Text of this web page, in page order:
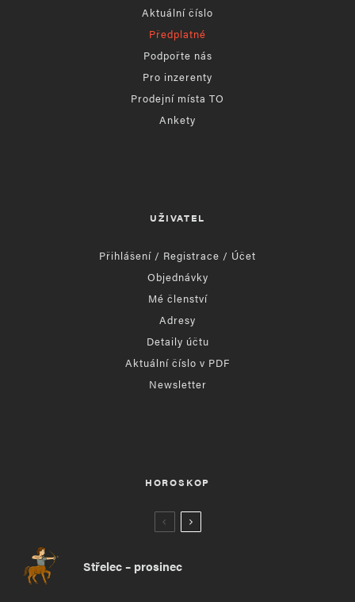
Aktuální číslo
Předplatné
Podpořte nás
Pro inzerenty
Prodejní místa TO
Ankety
UŽIVATEL
Přihlášení / Registrace / Účet
Objednávky
Mé členství
Adresy
Detaily účtu
Aktuální číslo v PDF
Newsletter
HOROSKOP
Střelec – prosinec